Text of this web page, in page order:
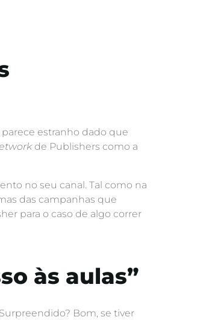
estranho dado que
de Publishers como a
no seu canal. Tal como na
das campanhas que
para o caso de algo correr
às aulas”
Bom, se tiver